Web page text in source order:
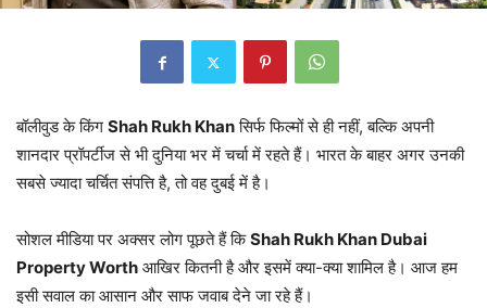
बॉलीवुड के किंग Shah Rukh Khanसिर्फ फिल्मों से ही नहीं, बल्कि अपनी
शानदार प्रॉपर्टीज से भी दुनिया भर में चर्चा में रहते हैं। भारत के बाहर अगर उनकी
सबसे ज्यादा चर्चित संपत्ति है, तो वह दुबई में है।
सोशल मीडिया पर अक्सर लोग पूछते हैं किShah Rukh Khan Dubai
Property Worth आखिर कितनी है और इसमें क्या-क्या शामिल है। आज हम
इसी सवाल का आसान और साफ जवाब देने जा रहे हैं।